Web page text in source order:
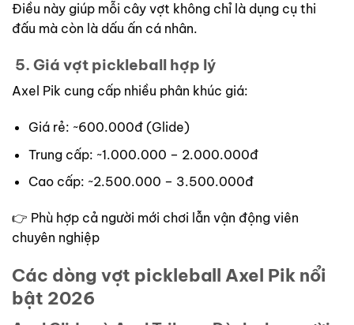
Điều này giúp mỗi cây vợt không chỉ là dụng cụ thi
đấu mà còn là dấu ấn cá nhân.
5. Giá vợt pickleball hợp lý
Axel Pik cung cấp nhiều phân khúc giá:
Giá rẻ: ~600.000đ (Glide)
Trung cấp: ~1.000.000 – 2.000.000đ
Cao cấp: ~2.500.000 – 3.500.000đ
👉 Phù hợp cả người mới chơi lẫn vận động viên
chuyên nghiệp
Các dòng vợt pickleball Axel Pik nổi
bật 2026